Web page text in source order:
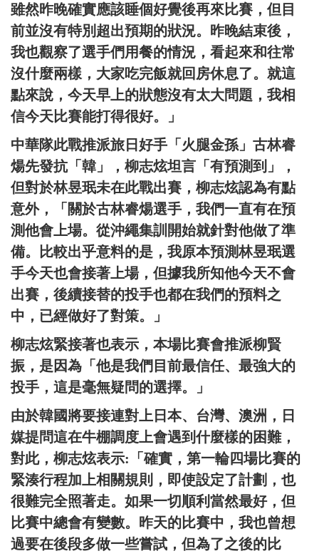
雖然昨晚確實應該睡個好覺後再來比賽，但目
前並沒有特別超出預期的狀況。昨晚結束後，
我也觀察了選手們用餐的情況，看起來和往常
沒什麼兩樣，大家吃完飯就回房休息了。就這
點來說，今天早上的狀態沒有太大問題，我相
信今天比賽能打得很好。」
中華隊此戰推派旅日好手「火腿金孫」古林睿
煬先發抗「韓」，柳志炫坦言「有預測到」，
但對於林昱珉未在此戰出賽，柳志炫認為有點
意外，「關於古林睿煬選手，我們一直有在預
測他會上場。從沖繩集訓開始就針對他做了準
備。比較出乎意料的是，我原本預測林昱珉選
手今天也會接著上場，但據我所知他今天不會
出賽，後續接替的投手也都在我們的預料之
中，已經做好了對策。」
柳志炫緊接著也表示，本場比賽會推派柳賢
振，是因為「他是我們目前最信任、最強大的
投手，這是毫無疑問的選擇。」
由於韓國將要接連對上日本、台灣、澳洲，日
媒提問這在牛棚調度上會遇到什麼樣的困難，
對此，柳志炫表示:「確實，第一輪四場比賽的
緊湊行程加上相關規則，即使設定了計劃，也
很難完全照著走。如果一切順利當然最好，但
比賽中總會有變數。昨天的比賽中，我也曾想
過要在後段多做一些嘗試，但為了之後的比